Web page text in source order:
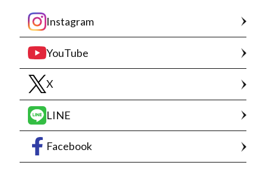
Instagram
YouTube
X
LINE
Facebook